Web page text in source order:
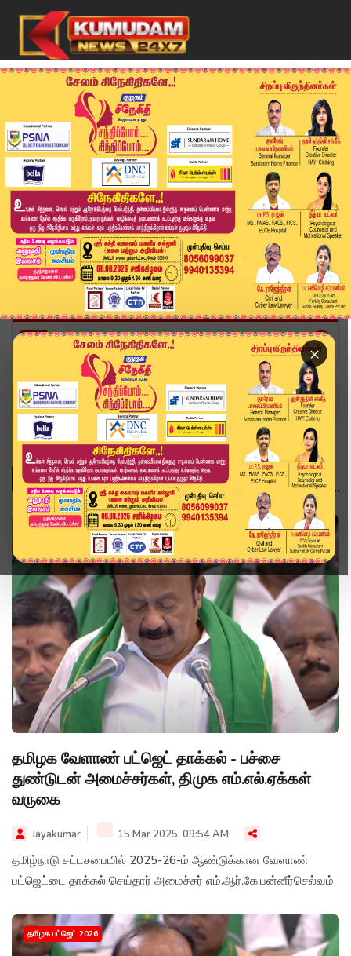
×
Home தமிழக பட்ஜெட் 2026
தமிழக பட்ஜெட் 2026
தமிழக பட்ஜெட் 2026
தமிழக வேளாண் பட்ஜெட் தாக்கல் - பச்சை
துண்டுடன் அமைச்சர்கள், திமுக எம்.எல்.ஏக்கள்
வருகை
Jayakumar 15 Mar 2025, 09:54 AM
தமிழ்நாடு சட்டசபையில் 2025-26-ம் ஆண்டுக்கான வேளாண்
பட்ஜெட்டை தாக்கல் செய்தார் அமைச்சர் எம்.ஆர்.கே.பன்னீர்செல்வம்
தமிழக பட்ஜெட் 2026